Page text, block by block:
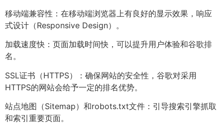
移动端兼容性：在移动端浏览器上有良好的显示效果，响应
式设计（Responsive Design）。
加载速度快：页面加载时间快，可以提升用户体验和谷歌排
名。
SSL证书（HTTPS）：确保网站的安全性，谷歌对采用
HTTPS的网站会给予一定的排名优势。
站点地图（Sitemap）和robots.txt文件：引导搜索引擎抓取
和索引重要页面。